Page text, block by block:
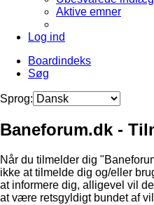
Aktive emner
Log ind
Boardindeks
Søg
Sprog:
Baneforum.dk -
Når du tilmelder dig
ikke at tilmelde dig og/eller
at informere dig, alligevel vil
at være retsgyldigt bundet af